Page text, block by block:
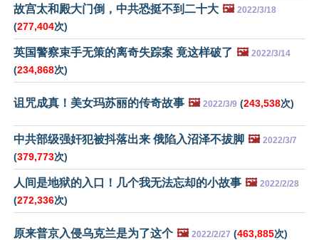
故宫太和殿大门倒，中共恐挺不到二十大 🖼️ 2022/3/18
(277,404次)
英国警察束手无策的离奇失踪案 竟这样破了 🖼️ 2022/3/14
(234,868次)
诅咒成真！美女玛苏丽的传奇故事 🖼️ 2022/3/9 (243,538次)
中共部级强奸犯被抖落出来 俄陷入沼泽不拔脚 🖼️ 2022/3/7
(379,773次)
人间是地狱的入口！几个我无法忘却的小故事 🖼️ 2022/2/28
(272,336次)
原来普京入侵乌克兰是为了这个 🖼️ 2022/2/27 (463,885次)